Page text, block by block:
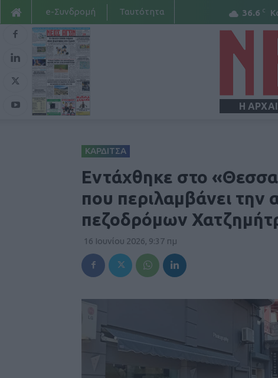
36.6 C
e-Συνδρομή Ταυτότητα
Η
ΚΑΡΔΙΤΣΑ
Εντάχθηκε στο
που περιλαμβάνει την
πεζοδρόμων
16 Ιουνίου 2026, 9:37 πμ